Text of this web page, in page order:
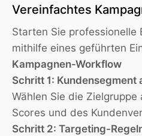
Vereinfachtes
Starten Sie professionelle
mithilfe eines geführten
Kampagnen-Workflow
Schritt 1: Kundensegment
Wählen Sie die
Scores und des
Schritt 2: Targeting-